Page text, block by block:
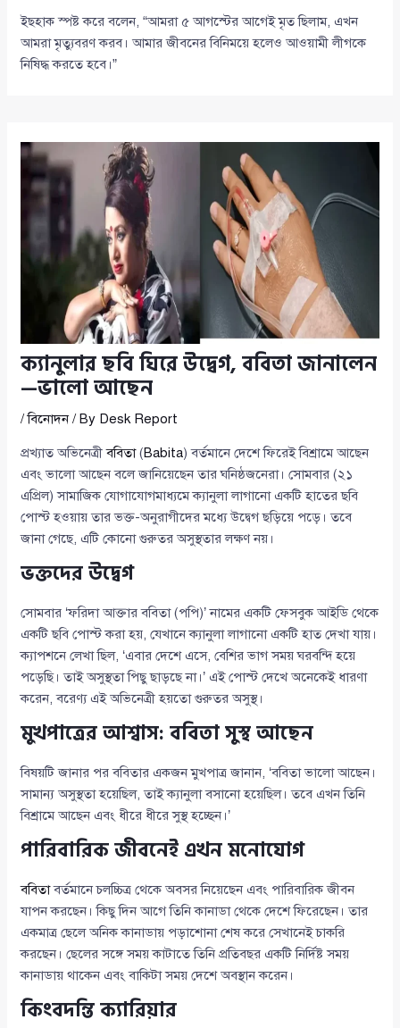
ইছহাক স্পষ্ট করে বলেন, “আমরা ৫ আগস্টের আগেই মৃত ছিলাম, এখন
আমরা মৃত্যুবরণ করব। আমার জীবনের বিনিময়ে হলেও আওয়ামী লীগকে
নিষিদ্ধ করতে হবে।”
ক্যানুলার ছবি ঘিরে উদ্বেগ, ববিতা জানালেন
—ভালো আছেন
/বিনোদন/ By Desk Report
প্রখ্যাত অভিনেত্রীববিতা(Babita) বর্তমানে দেশে ফিরেই বিশ্রামে আছেন
এবং ভালো আছেন বলে জানিয়েছেন তার ঘনিষ্ঠজনেরা। সোমবার (২১
এপ্রিল) সামাজিক যোগাযোগমাধ্যমে ক্যানুলা লাগানো একটি হাতের ছবি
পোস্ট হওয়ায় তার ভক্ত-অনুরাগীদের মধ্যে উদ্বেগ ছড়িয়ে পড়ে। তবে
জানা গেছে, এটি কোনো গুরুতর অসুস্থতার লক্ষণ নয়।
ভক্তদের উদ্বেগ
সোমবার ‘ফরিদা আক্তার ববিতা (পপি)’ নামের একটি ফেসবুক আইডি থেকে
একটি ছবি পোস্ট করা হয়, যেখানে ক্যানুলা লাগানো একটি হাত দেখা যায়।
ক্যাপশনে লেখা ছিল, ‘এবার দেশে এসে, বেশির ভাগ সময় ঘরবন্দি হয়ে
পড়েছি। তাই অসুস্থতা পিছু ছাড়ছে না।’ এই পোস্ট দেখে অনেকেই ধারণা
করেন, বরেণ্য এই অভিনেত্রী হয়তো গুরুতর অসুস্থ।
মুখপাত্রের আশ্বাস: ববিতা সুস্থ আছেন
বিষয়টি জানার পর ববিতার একজন মুখপাত্র জানান, ‘ববিতা ভালো আছেন।
সামান্য অসুস্থতা হয়েছিল, তাই ক্যানুলা বসানো হয়েছিল। তবে এখন তিনি
বিশ্রামে আছেন এবং ধীরে ধীরে সুস্থ হচ্ছেন।’
পারিবারিক জীবনেই এখন মনোযোগ
ববিতাবর্তমানে চলচ্চিত্র থেকে অবসর নিয়েছেন এবং পারিবারিক জীবন
যাপন করছেন। কিছু দিন আগে তিনি কানাডা থেকে দেশে ফিরেছেন। তার
একমাত্র ছেলে অনিক কানাডায় পড়াশোনা শেষ করে সেখানেই চাকরি
করছেন। ছেলের সঙ্গে সময় কাটাতে তিনি প্রতিবছর একটি নির্দিষ্ট সময়
কানাডায় থাকেন এবং বাকিটা সময় দেশে অবস্থান করেন।
কিংবদন্তি ক্যারিয়ার